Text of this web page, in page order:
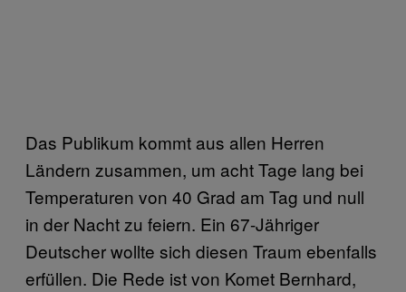
Das Publikum kommt aus allen Herren
Ländern zusammen, um acht Tage lang bei
Temperaturen von 40 Grad am Tag und null
in der Nacht zu feiern. Ein 67-Jähriger
Deutscher wollte sich diesen Traum ebenfalls
erfüllen. Die Rede ist von Komet Bernhard,